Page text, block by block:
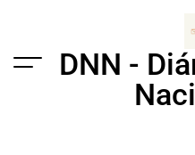
Menu
DNN -